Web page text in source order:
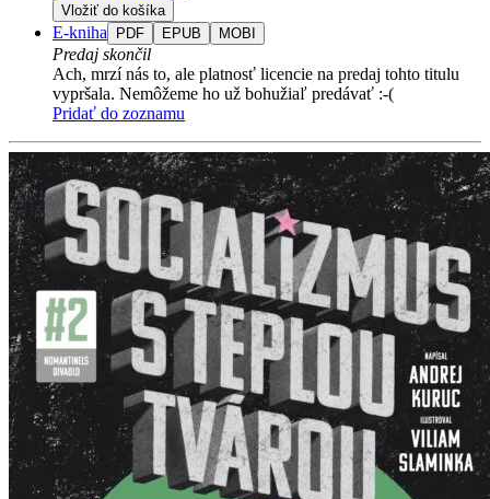
Vložiť do košíka
E-kniha PDF EPUB MOBI
Predaj skončil
Ach, mrzí nás to, ale platnosť licencie na predaj tohto titulu
vypršala. Nemôžeme ho už bohužiaľ predávať :-(
Pridať do zoznamu